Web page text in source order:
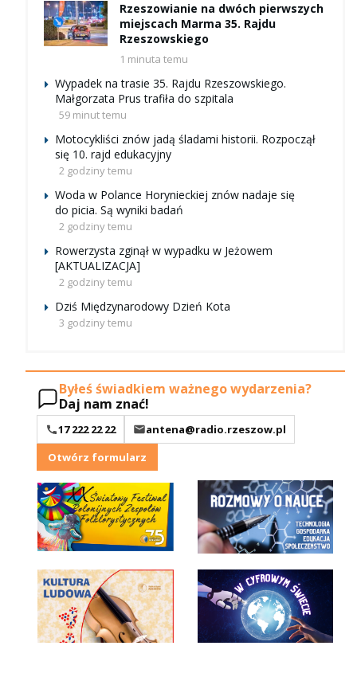
Rzeszowianie na dwóch pierwszych
miejscach Marma 35. Rajdu
Rzeszowskiego
1 minuta temu
Wypadek na trasie 35. Rajdu Rzeszowskiego.
Małgorzata Prus trafiła do szpitala
59 minut temu
Motocykliści znów jadą śladami historii. Rozpoczął
się 10. rajd edukacyjny
2 godziny temu
Woda w Polance Horynieckiej znów nadaje się
do picia. Są wyniki badań
2 godziny temu
Rowerzysta zginął w wypadku w Jeżowem
[AKTUALIZACJA]
2 godziny temu
Dziś Międzynarodowy Dzień Kota
3 godziny temu
Byłeś świadkiem ważnego wydarzenia?
Daj nam znać!
17 222 22 22
antena@radio.rzeszow.pl
Otwórz formularz